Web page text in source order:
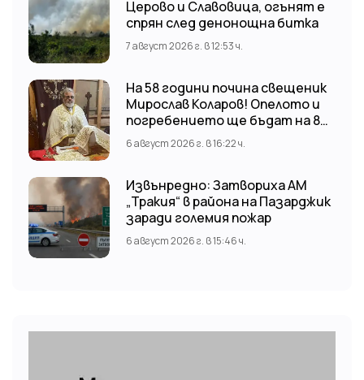
Церово и Славовица, огънят е
спрян след денонощна битка
7 август 2026 г. в 12:53 ч.
На 58 години почина свещеник
Мирослав Коларов! Опелото и
погребението ще бъдат на 8
август (събота) от 11:00 часа в
храм “Св. Св. Козма и Дамян”, гр.
6 август 2026 г. в 16:22 ч.
Извънредно: Затвориха АМ
„Тракия“ в района на Пазарджик
заради големия пожар
6 август 2026 г. в 15:46 ч.